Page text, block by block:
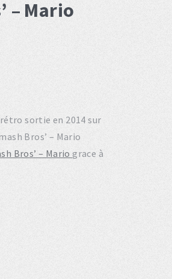
– Mario
sortie en 2014 sur
Bros’ – Mario
Bros’ – Mario grace à